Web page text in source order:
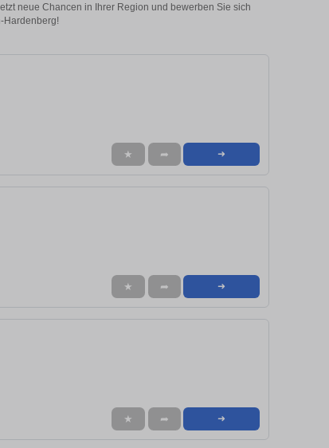
neue Chancen in Ihrer Region und bewerben Sie sich
Hardenberg!
★ ➦ ➜
★ ➦ ➜
★ ➦ ➜